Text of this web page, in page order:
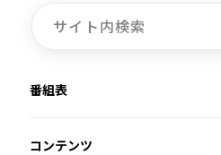
番組表
コンテンツ